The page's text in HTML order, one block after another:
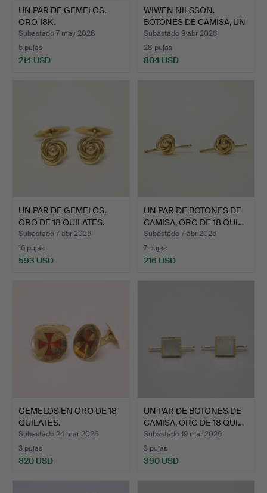
UN PAR DE GEMELOS,
ORO 18K.
Subastado 7 may 2026
5 pujas
214 USD
WIWEN NILSSON.
BOTONES DE CAMISA, UN
PAR, …
Subastado 9 abr 2026
28 pujas
804 USD
UN PAR DE GEMELOS,
ORO DE 18 QUILATES.
Subastado 7 abr 2026
16 pujas
593 USD
UN PAR DE BOTONES DE
CAMISA, ORO DE 18 QUI…
Subastado 7 abr 2026
7 pujas
216 USD
GEMELOS EN ORO DE 18
QUILATES.
Subastado 24 mar 2026
3 pujas
820 USD
UN PAR DE BOTONES DE
CAMISA, ORO DE 18 QUI…
Subastado 19 mar 2026
3 pujas
390 USD